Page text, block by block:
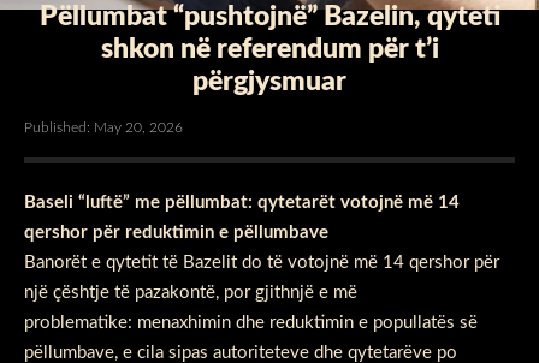
Pëllumbat “pushtojnë” Bazelin, qyteti
shkon në referendum për t’i
përgjysmuar
Published: May 20, 2026
Baseli “luftë” me pëllumbat: qytetarët votojnë më 14
qershor për reduktimin e pëllumbave
Banorët e qytetit të Bazelit do të votojnë më 14 qershor për
një çështje të pazakontë, por gjithnjë e më
problematike: menaxhimin dhe reduktimin e popullatës së
pëllumbave, e cila sipas autoriteteve dhe qytetarëve po